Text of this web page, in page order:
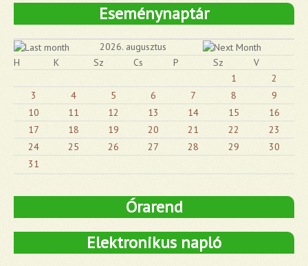
Eseménynaptár
2026. augusztus
H
K Sz Cs P Sz
V
1
2
3
4 5 6 7 8
9
10
11 12 13 14 15
16
17
18 19 20 21 22
23
24
25 26 27 28 29
30
31
Órarend
Elektronikus napló